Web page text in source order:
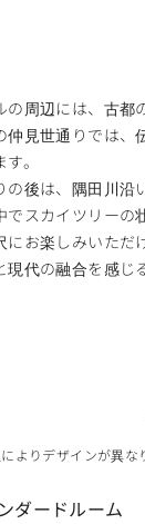
の周辺には、古都
仲見世通りでは、
。
の後は、隅田川沿
でスカイツリーの
にお楽しみいただ
現代の融合を感じ
よりデザインが異な
ダードルーム